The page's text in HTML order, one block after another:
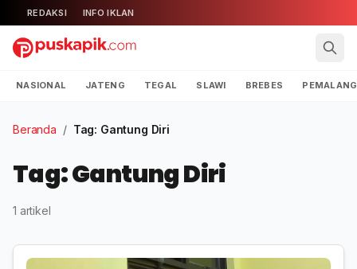
REDAKSI INFO IKLAN
NASIONAL JATENG TEGAL SLAWI BREBES PEMALANG
Beranda / Tag: Gantung Diri
Tag: Gantung Diri
1 artikel